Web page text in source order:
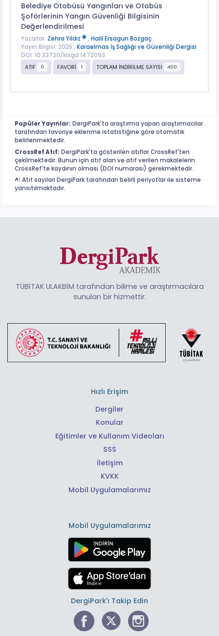
Belediye Otobüsü Yangınları ve Otobüs
Şoförlerinin Yangın Güvenliği Bilgisinin
Değerlendirilmesi
Yazarlar: Zehra Yıldız , Halil Ersagun Bozgaç
Yayın Bilgisi: 2025 , Karaelmas İş Sağlığı ve Güvenliği Dergisi
DOI: 10.33720/kisgd.1472093
ATIF
0 FAVORİ 1 TOPLAM İNDİRİLME SAYISI 400
Popüler Yayınlar: DergiPark'ta araştırma yapan araştırmacılar
tarafından favoriye eklenme istatistiğine göre otomatik
belirlenmektedir.
CrossRef Atıf: DergiPark'ta gösterilen atıflar CrossRef'ten
çekilmektedir. Bunun için atıf alan ve atıf verilen makalelerin
CrossRef'te kaydının olması (DOI numarası) gerekmektedir.
^: Atıf sayıları DergiPark tarafından belirli periyotlar ile sisteme
yansıtılmaktadır.
TÜBİTAK ULAKBİM tarafından bilime ve araştırmacılara
sunulan bir hizmettir.
Hızlı Erişim
Dergiler
Konular
Eğitimler ve Kullanım Videoları
SSS
İletişim
KVKK
Mobil Uygulamalarımız
Mobil Uygulamalarımız
DergiPark'ı Takip Edin